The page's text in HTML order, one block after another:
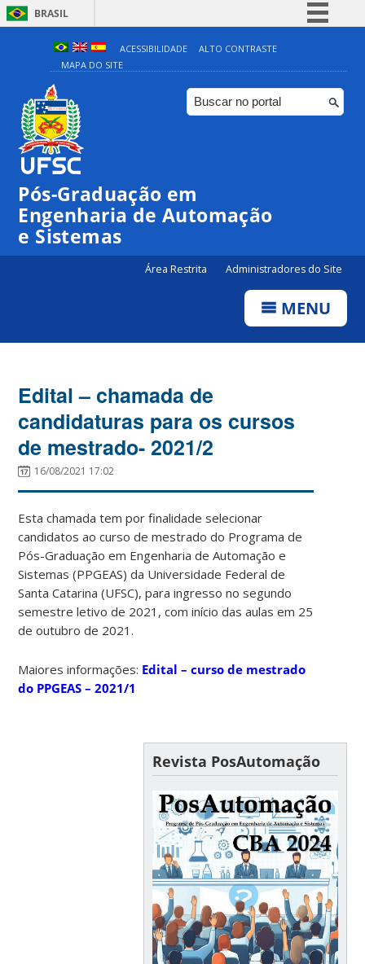
BRASIL
Simplifique!
Comunica BR
Participe
ACESSIBILIDADE
ALTO CONTRASTE
MAPA DO SITE
Pós-Graduação em
Engenharia de Automação
e Sistemas
Área Restrita Administradores do Site
MENU
Edital – chamada de
candidaturas para os cursos
de mestrado- 2021/2
16/08/2021 17:02
Esta chamada tem por finalidade selecionar
candidatos ao curso de mestrado do Programa de
Pós-Graduação em Engenharia de Automação e
Sistemas (PPGEAS) da Universidade Federal de
Santa Catarina (UFSC), para ingresso no segundo
semestre letivo de 2021, com início das aulas em 25
de outubro de 2021.
Maiores informações: Edital – curso de mestrado
do PPGEAS – 2021/1
Revista PosAutomação